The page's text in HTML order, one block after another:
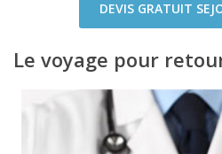
DEVIS GRATUIT
Le voyage pour